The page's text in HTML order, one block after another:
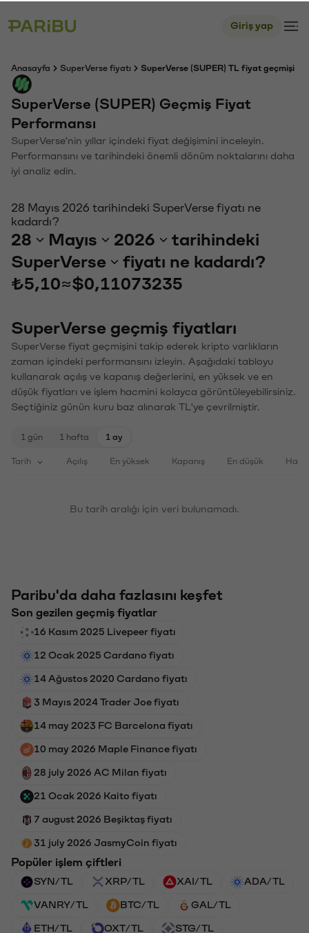
Giriş yap
Anasayfa SuperVerse fiyatı SuperVerse (SUPER) TL fiyat geçmişi
SuperVerse (SUPER) Geçmiş Fiyat
Performansı
SuperVerse'nin yıllar içindeki fiyat değişimini inceleyin.
Performansını ve tarihindeki önemli dönüm noktalarını daha
iyi analiz edin.
28 Mayıs 2026 tarihindeki SuperVerse fiyatı ne
kadardı?
28 Mayıs 2026
tarihindeki
SuperVerse
fiyatı ne kadardı?
₺5,10≈$0,11073235
SuperVerse geçmiş fiyatları
SuperVerse fiyat geçmişini takip ederek kripto varlıkların
zaman içindeki performansını izleyin. Aşağıdaki tabloyu
kullanarak açılış ve kapanış değerlerini, en yüksek ve en
düşük fiyatları ve işlem hacmini kolayca görüntüleyebilirsiniz.
Seçtiğiniz günün kuru baz alınarak TL'ye çevrilmiştir.
1 gün 1 hafta 1 ay
Tarih Açılış En yüksek Kapanış En düşük
Bu tarih aralığı için veri bulunamadı.
Paribu'da daha fazlasını keşfet
Son gezilen geçmiş fiyatlar
16 Kasım 2025 Livepeer fiyatı
12 Ocak 2025 Cardano fiyatı
14 Ağustos 2020 Cardano fiyatı
3 Mayıs 2024 Trader Joe fiyatı
14 may 2023 FC Barcelona fiyatı
10 may 2026 Maple Finance fiyatı
28 july 2026 AC Milan fiyatı
21 Ocak 2026 Kaito fiyatı
7 august 2026 Beşiktaş fiyatı
31 july 2026 JasmyCoin fiyatı
Popüler işlem çiftleri
SYN/TL XRP/TL XAI/TL ADA/TL
VANRY/TL BTC/TL GAL/TL
ETH/TL OXT/TL STG/TL